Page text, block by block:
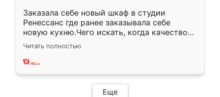
Заказала себе новый шкаф в студии
Ренессанс где ранее заказывала себе
новую кухню.Чего искать, когда качеством
вполне довольна. Служит кухня уже почти
два года, нареканий нет.
Читать полностью
Еще